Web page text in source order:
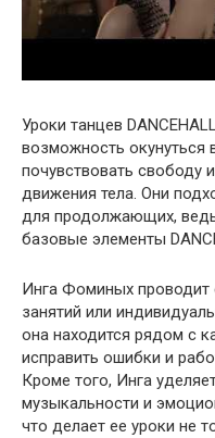
Уроки танцев
возможность окунуться
почувствовать свободу
движения тела. Они
для продолжающих,
базовые элементы
Инга Фоминых проводит
занятий или
она находится рядом с
исправить ошибки и
Кроме того, Инга
музыкальности и
что делает ее уроки не